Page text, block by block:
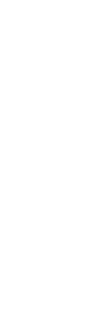
springen